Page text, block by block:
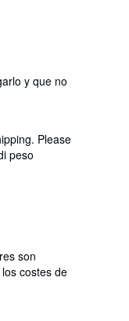
y que no
Please
peso
son
costes de